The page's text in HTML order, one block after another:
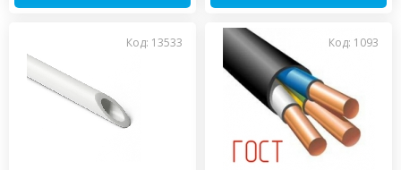
Код: 13533 Код: 1093